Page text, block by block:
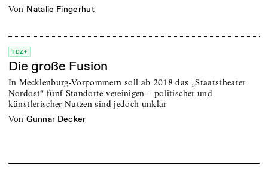
von Natalie Fingerhut
TDZ+
Die große Fusion
In Mecklenburg-Vorpommern soll ab 2018 das „Staatstheater
Nordost“ fünf Standorte vereinigen – politischer und
künstlerischer Nutzen sind jedoch unklar
von Gunnar Decker